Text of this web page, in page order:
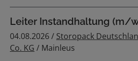
Leiter Instandhaltung (m/
04.08.2026 / Storopack
Co. KG / Mainleus